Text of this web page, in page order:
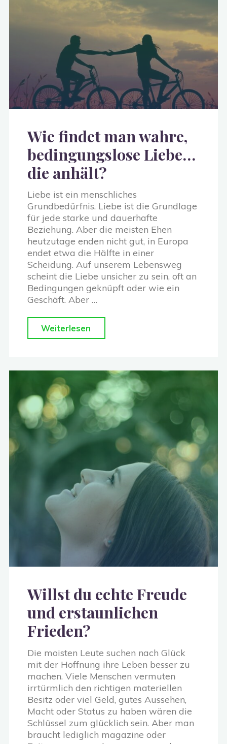
und
Freiheit"
Wie findet man wahre,
bedingungslose Liebe…
die anhält?
Liebe ist ein menschliches
Grundbedürfnis. Liebe ist die Grundlage
für jede starke und dauerhafte
Beziehung. Aber die meisten Ehen
heutzutage enden nicht gut, in Europa
endet etwa die Hälfte in einer
Scheidung. Auf unserem Lebensweg
scheint die Liebe unsicher zu sein, oft an
Bedingungen geknüpft oder wie ein
Geschäft. Aber …
Weiterlesen
wahre,
bedingungslose
Liebe…
die
anhält?"
Willst du echte Freude
und erstaunlichen
Frieden?
Die moisten Leute suchen nach Glück
mit der Hoffnung ihre Leben besser zu
machen. Viele Menschen vermuten
irrtürmlich den richtigen materiellen
Besitz oder viel Geld, gutes Aussehen,
Macht oder Status zu haben wären die
Schlüssel zum glücklich sein. Aber man
braucht lediglich magazine oder